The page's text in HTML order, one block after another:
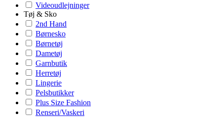
Videoudlejninger
Tøj & Sko
2nd Hand
Børnesko
Børnetøj
Dametøj
Garnbutik
Herretøj
Lingerie
Pelsbutikker
Plus Size Fashion
Renseri/Vaskeri